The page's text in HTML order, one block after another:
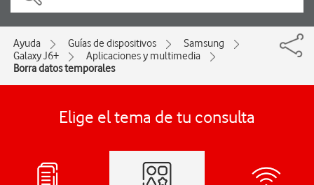
Ayuda Guías de dispositivos
Samsung
Galaxy J6+
Aplicaciones y multimedia
Borra datos temporales
Elige el tema de tu consulta